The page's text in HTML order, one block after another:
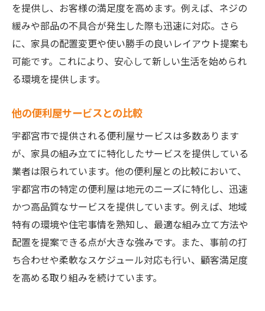
を提供し、お客様の満足度を高めます。例えば、ネジの
緩みや部品の不具合が発生した際も迅速に対応。さら
に、家具の配置変更や使い勝手の良いレイアウト提案も
可能です。これにより、安心して新しい生活を始められ
る環境を提供します。
他の便利屋サービスとの比較
宇都宮市で提供される便利屋サービスは多数あります
が、家具の組み立てに特化したサービスを提供している
業者は限られています。他の便利屋との比較において、
宇都宮市の特定の便利屋は地元のニーズに特化し、迅速
かつ高品質なサービスを提供しています。例えば、地域
特有の環境や住宅事情を熟知し、最適な組み立て方法や
配置を提案できる点が大きな強みです。また、事前の打
ち合わせや柔軟なスケジュール対応も行い、顧客満足度
を高める取り組みを続けています。